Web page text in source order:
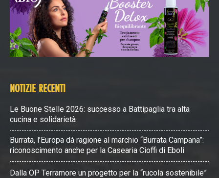
NOTIZIE RECENTI
Le Buone Stelle 2026: successo a Battipaglia tra alta
cucina e solidarietà
Burrata, l’Europa dà ragione al marchio “Burrata Campana”:
riconoscimento anche per la Casearia Cioffi di Eboli
Dalla OP Terramore un progetto per la “rucola sostenibile”